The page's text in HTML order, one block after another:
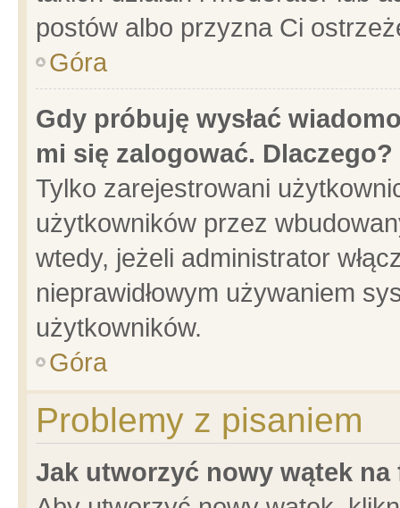
postów albo przyzna Ci
Góra
Gdy próbuję wysłać
mi się zalogować. Dlaczego?
Tylko zarejestrowani
użytkowników przez
wtedy, jeżeli administrator
nieprawidłowym używaniem
użytkowników.
Góra
Problemy z pisaniem
Jak utworzyć nowy wątek na